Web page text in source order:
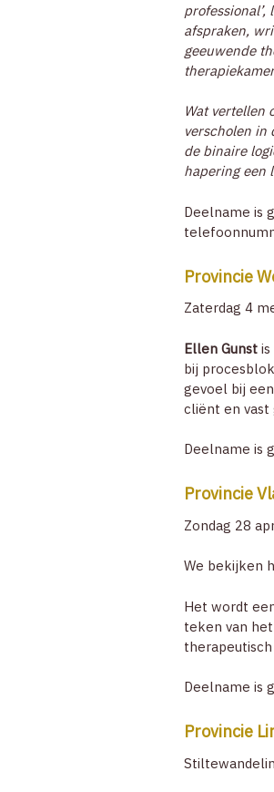
afspraken,
geeuwende
Wat vertellen
verscholen in
de binaire
hapering een
Deelname is
Provincie
Zaterdag 4
Ellen Gunst
bij
gevoel bij
cliënt en vast
Deelname is
Provincie
Zondag 28
We bekijken
Het wordt
teken van
Deelname is
Provincie